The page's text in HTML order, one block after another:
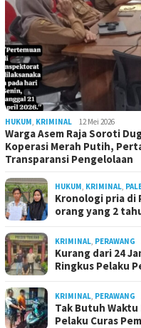
HUKUM KRIMINAL 12 Mei 2026
Warga Asem Raja Soroti
Koperasi Merah Putih,
Transparansi Pengelolaan
HUKUM KRIMINAL
Kronologi pria di
orang yang 2
KRIMINAL PERAWANG
Kurang dari 24
Ringkus Pelaku
KRIMINAL PERAWANG
Tak Butuh
Pelaku Curas